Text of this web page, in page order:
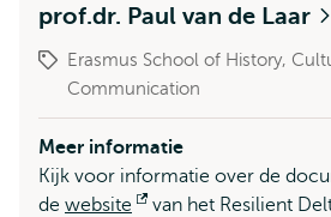
prof.dr. Paul van de Laar
Erasmus School of History,
Communication
Meer informatie
Kijk voor informatie over de
de website
Opent
van het Resilient